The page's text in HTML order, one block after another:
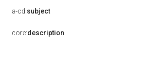
a-cd:subject
core:description